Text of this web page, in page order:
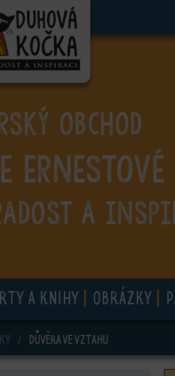
OBCHOD
Ernestové
A
A KNIHY OBRÁZKY
DŮVĚRA VE VZTAHU